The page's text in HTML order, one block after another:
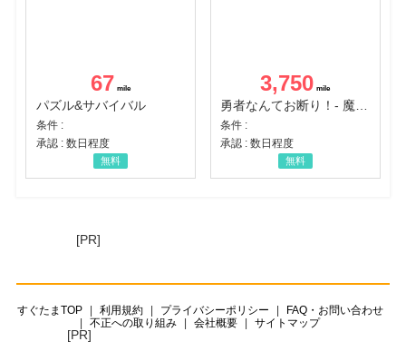
67
パズル&サバイバル
条件 :
承認 : 数日程度
無料
3,750
条件 :
承認 : 数日程度
無料
[PR]
すぐたまTOP 利用規約 プライバシーポリシー
FAQ・お問い合わせ
不正への取り組み
会社概要 サイトマップ
[PR]